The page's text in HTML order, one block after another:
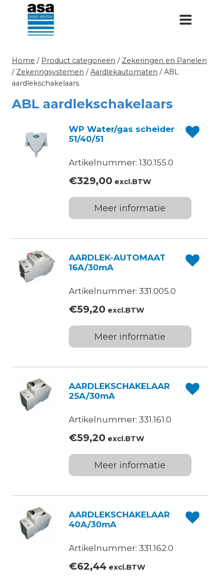
Doorgaan
inhoud
Home / Product categorieën / Zekeringen en Panelen
/ Zekeringsystemen / Aardlekautomaten / ABL
aardlekschakelaars
ABL aardlekschakelaars
WP Water/gas scheider
51/40/51
Artikelnummer: 130.155.0
€329,00 excl.BTW
Meer informatie
AARDLEK-AUTOMAAT
16A/30mA
Artikelnummer: 331.005.0
€59,20 excl.BTW
Meer informatie
AARDLEKSCHAKELAAR
25A/30mA
Artikelnummer: 331.161.0
€59,20 excl.BTW
Meer informatie
AARDLEKSCHAKELAAR
40A/30mA
Artikelnummer: 331.162.0
€62,44excl.BTW